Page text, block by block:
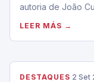
autoria de João
LEER MÁS →
DESTAQUES·2 Set